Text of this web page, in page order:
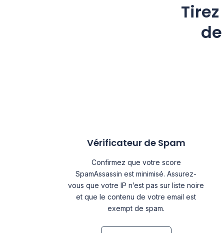
Vérificateur de Spam
Confirmez que votre score
SpamAssassin est minimisé. Assurez-
vous que votre IP n’est pas sur liste noire
et que le contenu de votre email est
exempt de spam.